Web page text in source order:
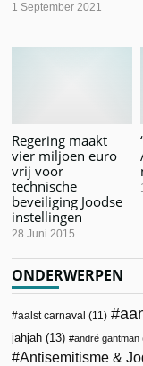
1 September 2021
Regering maakt
vier miljoen euro
vrij voor
technische
beveiliging Joodse
instellingen
28 Juni 2015
ONDERWERPEN
aalst carnaval (11)
jahjah (13) andré gantman
Antisemitisme &